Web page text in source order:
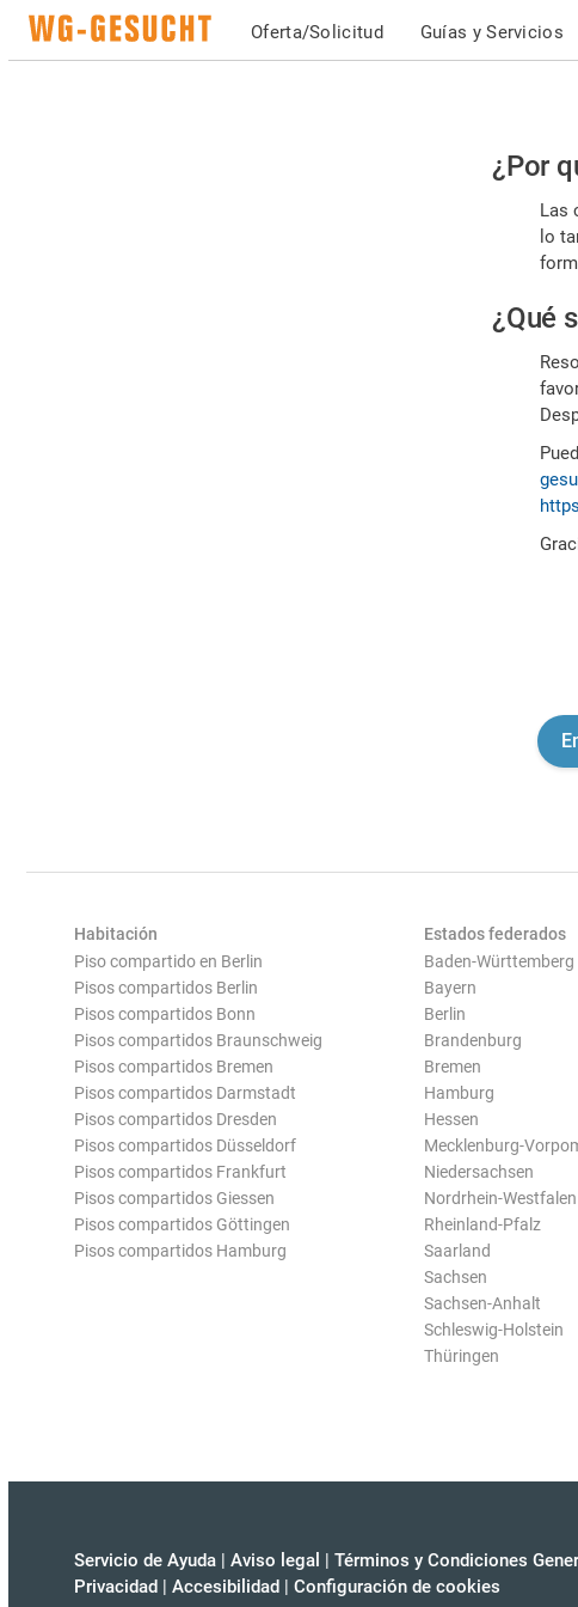
Oferta/Solicitud Guías y Servicios
Por
favor,
es
¿Por
Las
lo
¿Qué
Habitación
Piso compartido en Berlin
Pisos compartidos Berlin
Pisos compartidos Bonn
Pisos compartidos Braunschweig
Pisos compartidos Bremen
Pisos compartidos Darmstadt
Pisos compartidos Dresden
Pisos compartidos Düsseldorf
Pisos compartidos Frankfurt
Pisos compartidos Giessen
Pisos compartidos Göttingen
Pisos compartidos Hamburg
Estados federados
Baden-Württemberg
Bayern
Berlin
Brandenburg
Bremen
Hamburg
Hessen
Mecklenburg-
Niedersachsen
Nordrhein-Westfalen
Rheinland-Pfalz
Saarland
Sachsen
Sachsen-Anhalt
Schleswig-Holstein
Thüringen
Servicio de Ayuda | Aviso legal | Términos y Condiciones
Privacidad | Accesibilidad | Configuración de cookies